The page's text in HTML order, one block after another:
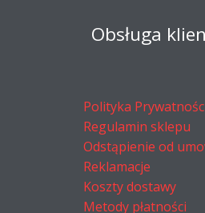
Obsługa
Polityka
Regulamin sklepu
Odstąpienie od
Reklamacje
Koszty dostawy
Metody płatności